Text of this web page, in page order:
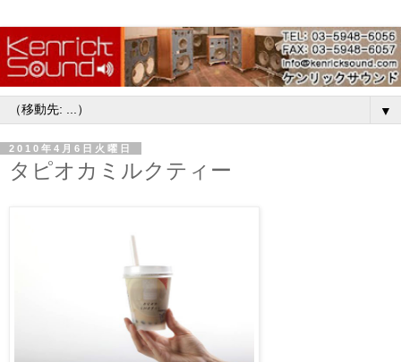
▼
2010年4月6日火曜日
タピオカミルクティー